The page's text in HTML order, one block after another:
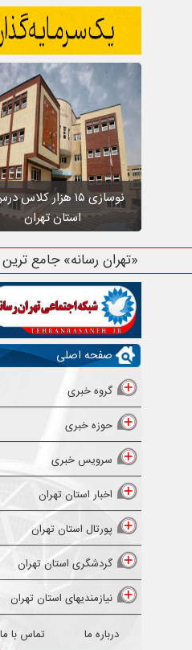
نوسازی ۱۵ هزار
استان تهران
«تهران رسانه» جامع ترین
صفحه اصلی
گروه خبری
حوزه خبری
سرویس خبری
اخبار استان تهران
پورتال استان تهران
گردشگری استان تهران
نیازمندیهای استان تهران
درباره ما تماس با ما